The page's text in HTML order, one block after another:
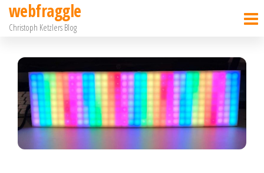
Zum
Inhalt
springen
webfraggle
Christoph Ketzlers Blog